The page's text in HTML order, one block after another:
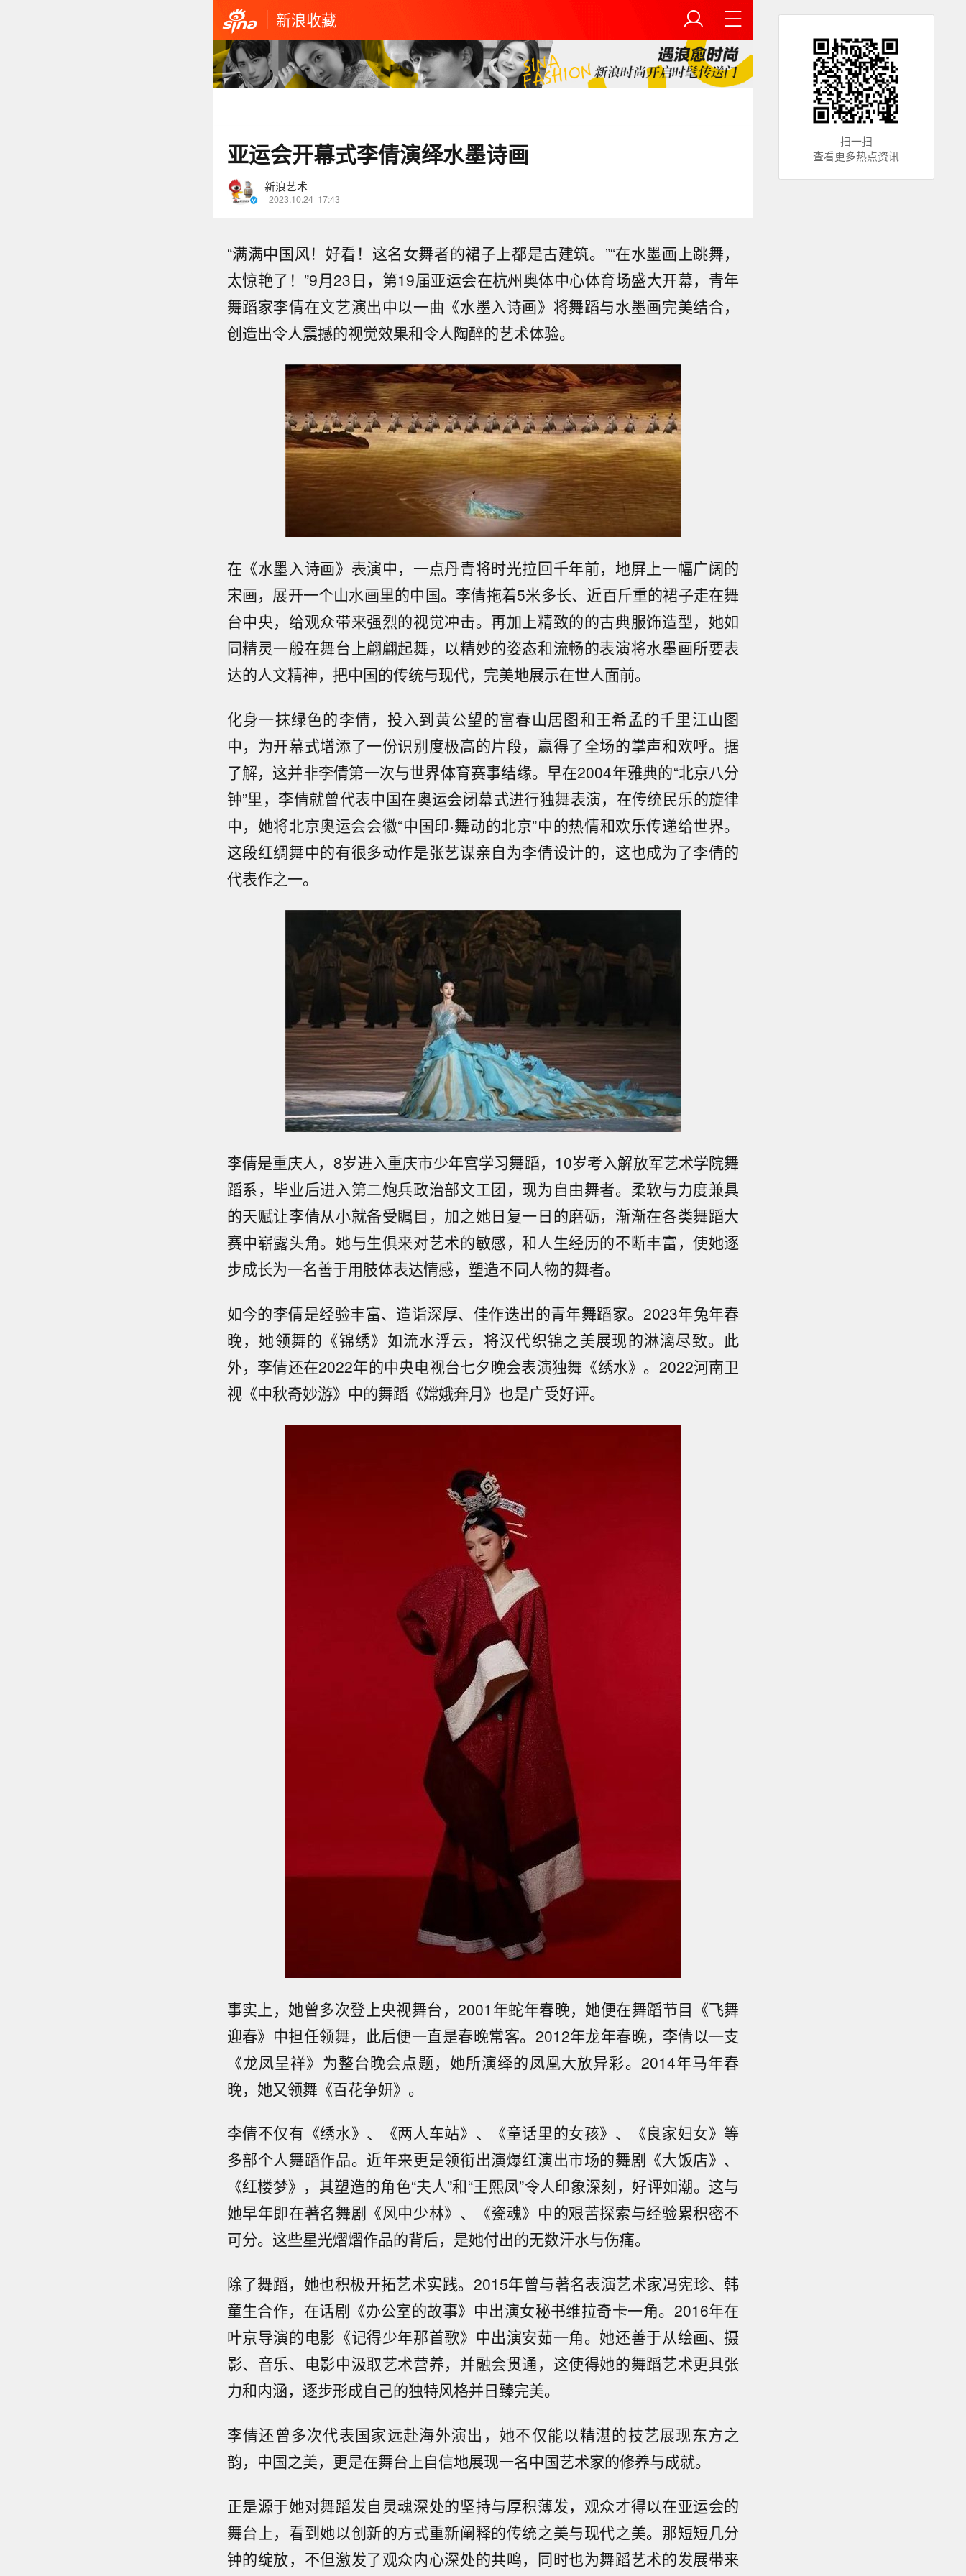
新浪收藏
亚运会开幕式李倩演绎水墨诗画
新浪艺术
2023.10.24 17:43
“满满中国风！好看！这名女舞者的裙子上都是古建筑。”“在水墨画上跳舞，
太惊艳了！”9月23日，第19届亚运会在杭州奥体中心体育场盛大开幕，青年
舞蹈家李倩在文艺演出中以一曲《水墨入诗画》将舞蹈与水墨画完美结合，
创造出令人震撼的视觉效果和令人陶醉的艺术体验。
在《水墨入诗画》表演中，一点丹青将时光拉回千年前，地屏上一幅广阔的
宋画，展开一个山水画里的中国。李倩拖着5米多长、近百斤重的裙子走在舞
台中央，给观众带来强烈的视觉冲击。再加上精致的的古典服饰造型，她如
同精灵一般在舞台上翩翩起舞，以精妙的姿态和流畅的表演将水墨画所要表
达的人文精神，把中国的传统与现代，完美地展示在世人面前。
化身一抹绿色的李倩，投入到黄公望的富春山居图和王希孟的千里江山图
中，为开幕式增添了一份识别度极高的片段，赢得了全场的掌声和欢呼。据
了解，这并非李倩第一次与世界体育赛事结缘。早在2004年雅典的“北京八分
钟”里，李倩就曾代表中国在奥运会闭幕式进行独舞表演，在传统民乐的旋律
中，她将北京奥运会会徽“中国印·舞动的北京”中的热情和欢乐传递给世界。
这段红绸舞中的有很多动作是张艺谋亲自为李倩设计的，这也成为了李倩的
代表作之一。
李倩是重庆人，8岁进入重庆市少年宫学习舞蹈，10岁考入解放军艺术学院舞
蹈系，毕业后进入第二炮兵政治部文工团，现为自由舞者。柔软与力度兼具
的天赋让李倩从小就备受瞩目，加之她日复一日的磨砺，渐渐在各类舞蹈大
赛中崭露头角。她与生俱来对艺术的敏感，和人生经历的不断丰富，使她逐
步成长为一名善于用肢体表达情感，塑造不同人物的舞者。
如今的李倩是经验丰富、造诣深厚、佳作迭出的青年舞蹈家。2023年兔年春
晚，她领舞的《锦绣》如流水浮云，将汉代织锦之美展现的淋漓尽致。此
外，李倩还在2022年的中央电视台七夕晚会表演独舞《绣水》。2022河南卫
视《中秋奇妙游》中的舞蹈《嫦娥奔月》也是广受好评。
事实上，她曾多次登上央视舞台，2001年蛇年春晚，她便在舞蹈节目《飞舞
迎春》中担任领舞，此后便一直是春晚常客。2012年龙年春晚，李倩以一支
《龙凤呈祥》为整台晚会点题，她所演绎的凤凰大放异彩。2014年马年春
晚，她又领舞《百花争妍》。
李倩不仅有《绣水》、《两人车站》、《童话里的女孩》、《良家妇女》等
多部个人舞蹈作品。近年来更是领衔出演爆红演出市场的舞剧《大饭店》、
《红楼梦》，其塑造的角色“夫人”和“王熙凤”令人印象深刻，好评如潮。这与
她早年即在著名舞剧《风中少林》、《瓷魂》中的艰苦探索与经验累积密不
可分。这些星光熠熠作品的背后，是她付出的无数汗水与伤痛。
除了舞蹈，她也积极开拓艺术实践。2015年曾与著名表演艺术家冯宪珍、韩
童生合作，在话剧《办公室的故事》中出演女秘书维拉奇卡一角。2016年在
叶京导演的电影《记得少年那首歌》中出演安茹一角。她还善于从绘画、摄
影、音乐、电影中汲取艺术营养，并融会贯通，这使得她的舞蹈艺术更具张
力和内涵，逐步形成自己的独特风格并日臻完美。
李倩还曾多次代表国家远赴海外演出，她不仅能以精湛的技艺展现东方之
韵，中国之美，更是在舞台上自信地展现一名中国艺术家的修养与成就。
正是源于她对舞蹈发自灵魂深处的坚持与厚积薄发，观众才得以在亚运会的
舞台上，看到她以创新的方式重新阐释的传统之美与现代之美。那短短几分
钟的绽放，不但激发了观众内心深处的共鸣，同时也为舞蹈艺术的发展带来
扫一扫
查看更多热点资讯